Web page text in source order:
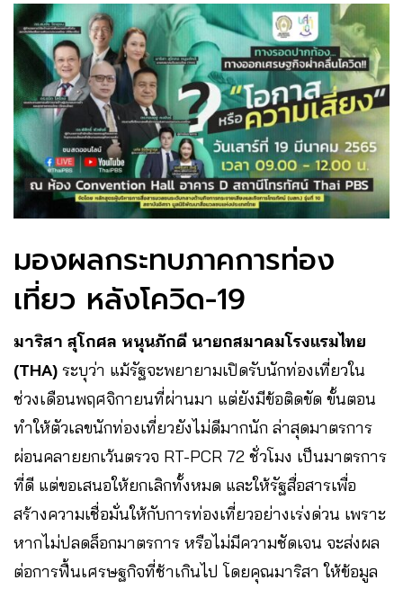
มองผลกระทบภาคการท่อง
เที่ยว หลังโควิด-19
มาริสา สุโกศล หนุนภักดี นายกสมาคมโรงแรมไทย
(THA) ระบุว่า แม้รัฐจะพยายามเปิดรับนักท่องเที่ยวใน
ช่วงเดือนพฤศจิกายนที่ผ่านมา แต่ยังมีข้อติดขัด ขั้นตอน
ทำให้ตัวเลขนักท่องเที่ยวยังไม่ดีมากนัก ล่าสุดมาตรการ
ผ่อนคลายยกเว้นตรวจ RT-PCR 72 ชั่วโมง เป็นมาตรการ
ที่ดี แต่ขอเสนอให้ยกเลิกทั้งหมด และให้รัฐสื่อสารเพื่อ
สร้างความเชื่อมั่นให้กับการท่องเที่ยวอย่างเร่งด่วน เพราะ
หากไม่ปลดล็อกมาตรการ หรือไม่มีความชัดเจน จะส่งผล
ต่อการฟื้นเศรษฐกิจที่ช้าเกินไป โดยคุณมาริสา ให้ข้อมูล